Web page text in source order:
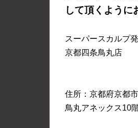
して頂くように
スーパースカルプ
京都四条鳥丸店
住所：京都府京都
鳥丸アネックス10